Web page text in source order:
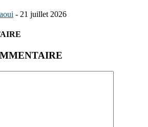
- 21 juillet 2026